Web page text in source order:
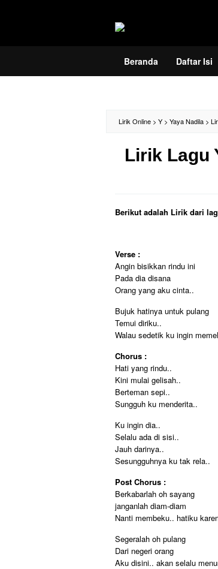
Beranda Daftar Isi
Lirik Online > Y > Yaya Nadila >
Lirik Lagu
Berikut adalah Lirik dari
Verse :
Angin bisikkan rindu ini
Pada dia disana
Orang yang aku cinta..
Bujuk hatinya untuk pulang
Temui diriku..
Walau sedetik ku ingin
Chorus :
Hati yang rindu..
Kini mulai gelisah..
Berteman sepi..
Sungguh ku menderita..
Ku ingin dia..
Selalu ada di sisi..
Jauh darinya..
Sesungguhnya ku tak rela..
Post Chorus :
Berkabarlah oh sayang
janganlah diam-diam
Nanti membeku.. hatiku
Segeralah oh pulang
Dari negeri orang
Aku disini.. akan selalu